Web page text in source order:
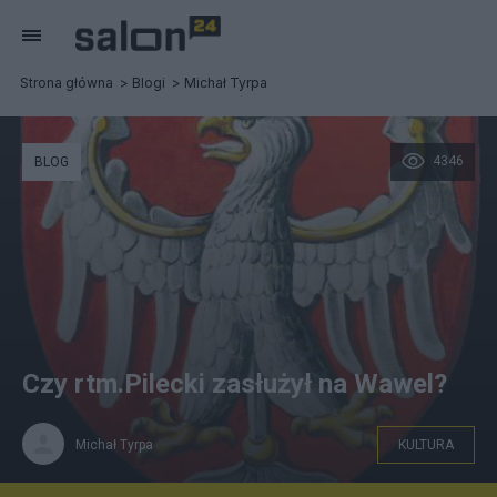
Strona główna Blogi Michał Tyrpa
4346
BLOG
Czy rtm.Pilecki zasłużył na Wawel?
Michał Tyrpa KULTURA